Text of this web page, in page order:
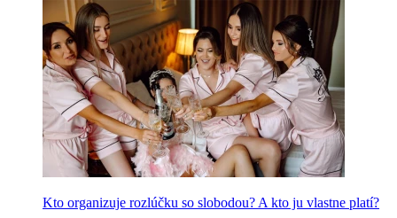
Kto organizuje rozlúčku so slobodou? A kto ju vlastne platí?